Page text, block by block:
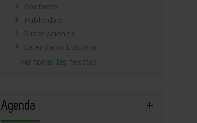
Contacto
Publicidad
Suscripciones
Calendario Editorial
Ver todas las revistas
Agenda